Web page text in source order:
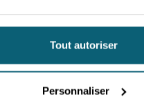
Tout autoriser
Personnaliser
Embassy of Belgium Wallonia
Brussels – Trade Commission
The Station